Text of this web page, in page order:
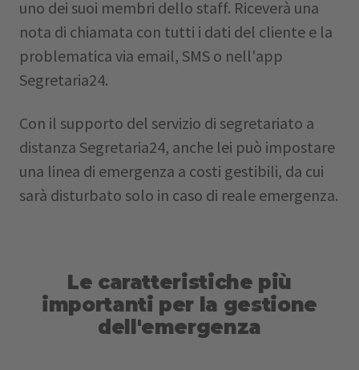
uno dei suoi membri dello staff. Riceverà una
nota di chiamata con tutti i dati del cliente e la
problematica via email, SMS o nell'app
Segretaria24.
Con il supporto del servizio di segretariato a
distanza Segretaria24, anche lei può impostare
una linea di emergenza a costi gestibili, da cui
sarà disturbato solo in caso di reale emergenza.
Le caratteristiche più
importanti per la gestione
dell'emergenza